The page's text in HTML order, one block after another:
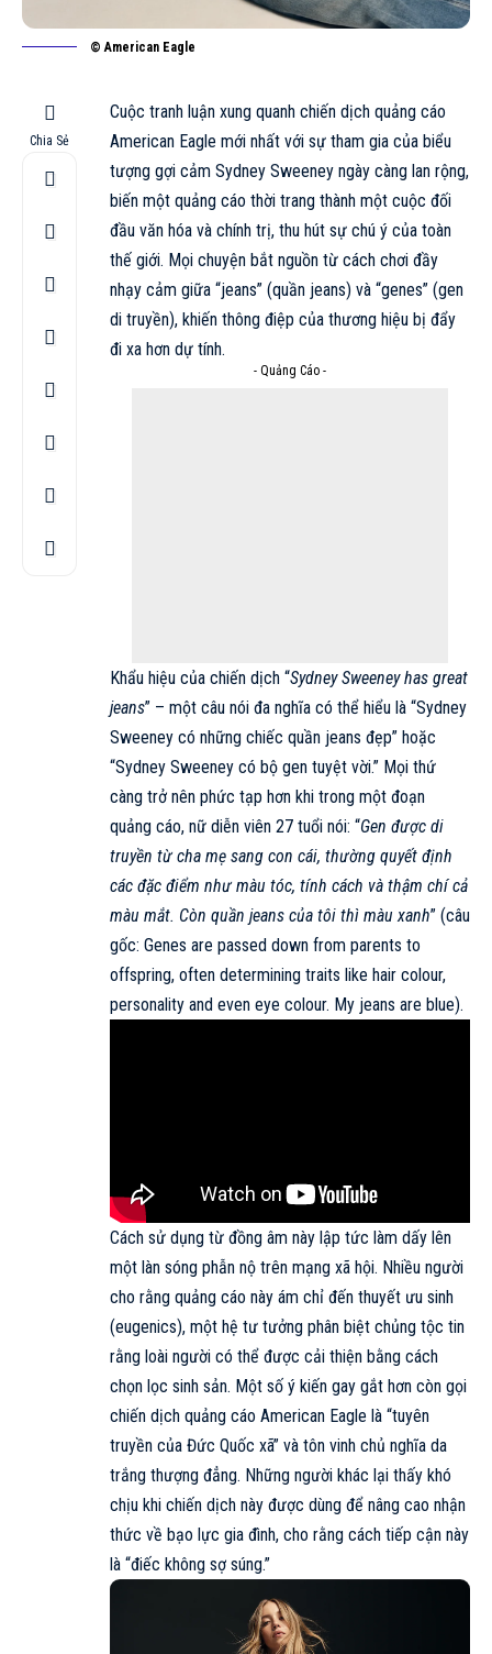
© American Eagle
Chia Sẻ
Cuộc tranh luận xung quanh chiến dịch quảng cáo
American Eagle mới nhất với sự tham gia của biểu
tượng gợi cảm Sydney Sweeney ngày càng lan rộng,
biến một quảng cáo thời trang thành một cuộc đối
đầu văn hóa và chính trị, thu hút sự chú ý của toàn
thế giới. Mọi chuyện bắt nguồn từ cách chơi đầy
nhạy cảm giữa “jeans” (quần jeans) và “genes” (gen
di truyền), khiến thông điệp của thương hiệu bị đẩy
đi xa hơn dự tính.
- Quảng Cáo -
Khẩu hiệu của chiến dịch “Sydney Sweeney has great
jeans” – một câu nói đa nghĩa có thể hiểu là “Sydney
Sweeney có những chiếc quần jeans đẹp” hoặc
“Sydney Sweeney có bộ gen tuyệt vời.” Mọi thứ
càng trở nên phức tạp hơn khi trong một đoạn
quảng cáo, nữ diễn viên 27 tuổi nói: “Gen được di
truyền từ cha mẹ sang con cái, thường quyết định
các đặc điểm như màu tóc, tính cách và thậm chí cả
màu mắt. Còn quần jeans của tôi thì màu xanh” (câu
gốc: Genes are passed down from parents to
offspring, often determining traits like hair colour,
personality and even eye colour. My jeans are blue).
Cách sử dụng từ đồng âm này lập tức làm dấy lên
một làn sóng phẫn nộ trên mạng xã hội. Nhiều người
cho rằng quảng cáo này ám chỉ đến thuyết ưu sinh
(eugenics), một hệ tư tưởng phân biệt chủng tộc tin
rằng loài người có thể được cải thiện bằng cách
chọn lọc sinh sản. Một số ý kiến gay gắt hơn còn gọi
chiến dịch quảng cáo American Eagle là “tuyên
truyền của Đức Quốc xã” và tôn vinh chủ nghĩa da
trắng thượng đẳng. Những người khác lại thấy khó
chịu khi chiến dịch này được dùng để nâng cao nhận
thức về bạo lực gia đình, cho rằng cách tiếp cận này
là “điếc không sợ súng.”